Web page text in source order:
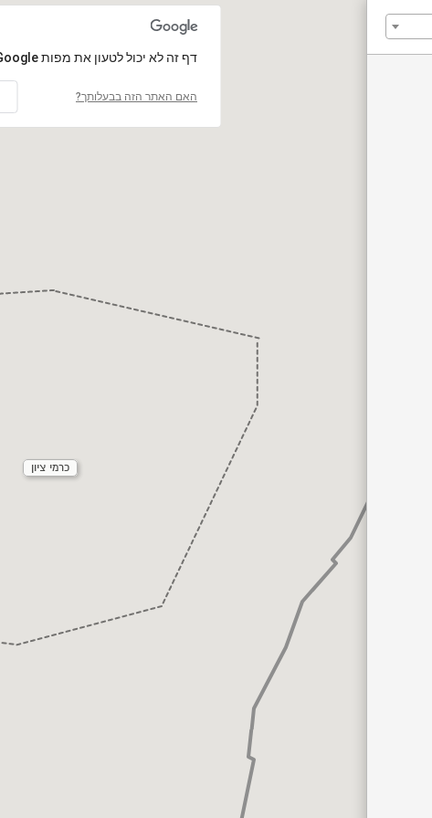
כרמי ציון
‏דף זה לא יכול לטעון את מפות Google כראוי.
האם האתר הזה בבעלותך?